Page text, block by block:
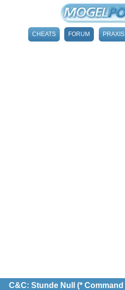
CHEATS FORUM PRAXIS
C&C: Stunde Null (*